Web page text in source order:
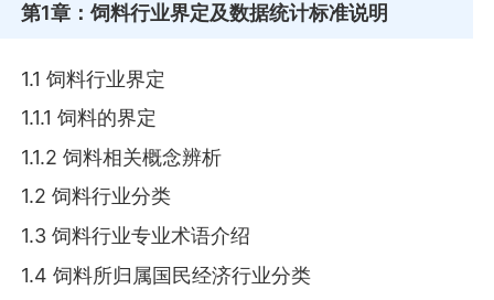
第1章 ：饲料行业界定及数据统计标准说明
1.1 饲料行业界定
1.1.1 饲料的界定
1.1.2 饲料相关概念辨析
1.2 饲料行业分类
1.3 饲料行业专业术语介绍
1.4 饲料所归属国民经济行业分类